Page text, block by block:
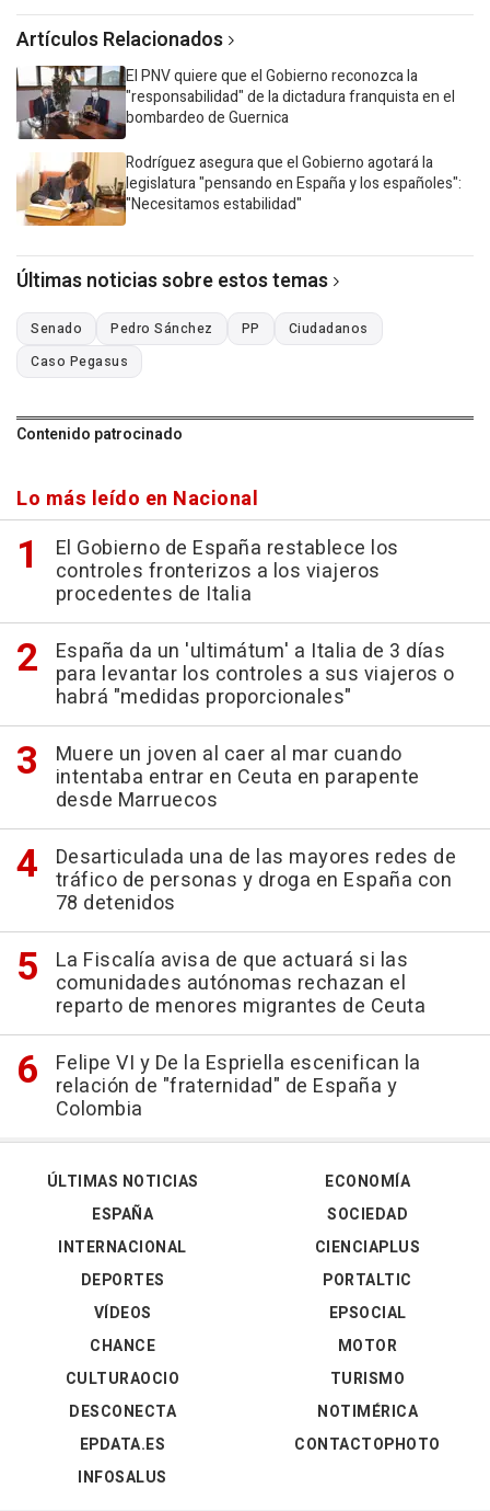
Artículos Relacionados
El PNV quiere que el Gobierno reconozca la
"responsabilidad" de la dictadura franquista en el
bombardeo de Guernica
Rodríguez asegura que el Gobierno agotará la
legislatura "pensando en España y los españoles":
"Necesitamos estabilidad"
Últimas noticias sobre estos temas
Senado Pedro Sánchez PP
Ciudadanos
Caso Pegasus
Contenido patrocinado
Lo más leído en Nacional
El Gobierno de España restablece los
controles fronterizos a los viajeros
procedentes de Italia
España da un 'ultimátum' a Italia de 3 días
para levantar los controles a sus viajeros o
habrá "medidas proporcionales"
Muere un joven al caer al mar cuando
intentaba entrar en Ceuta en parapente
desde Marruecos
Desarticulada una de las mayores redes de
tráfico de personas y droga en España con
78 detenidos
La Fiscalía avisa de que actuará si las
comunidades autónomas rechazan el
reparto de menores migrantes de Ceuta
Felipe VI y De la Espriella escenifican la
relación de "fraternidad" de España y
Colombia
ÚLTIMAS NOTICIAS
ESPAÑA
INTERNACIONAL
DEPORTES
VÍDEOS
ECONOMÍA
SOCIEDAD
CIENCIAPLUS
PORTALTIC
EPSOCIAL
CHANCE
CULTURAOCIO
DESCONECTA
EPDATA.ES
INFOSALUS
MOTOR
TURISMO
NOTIMÉRICA
CONTACTOPHOTO